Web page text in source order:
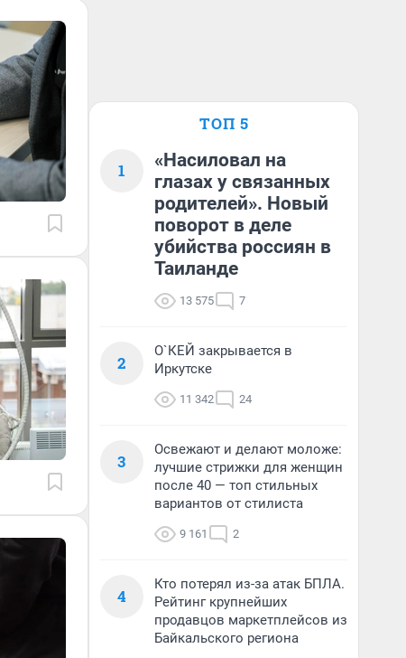
ТОП 5
1
«Насиловал на
глазах у связанных
родителей». Новый
поворот в деле
убийства россиян в
Таиланде
13 575 7
2
О`КЕЙ закрывается в
Иркутске
11 342 24
3
Освежают и делают моложе:
лучшие стрижки для женщин
после 40 — топ стильных
вариантов от стилиста
9 161 2
4
Кто потерял из-за атак БПЛА.
Рейтинг крупнейших
продавцов маркетплейсов из
Байкальского региона